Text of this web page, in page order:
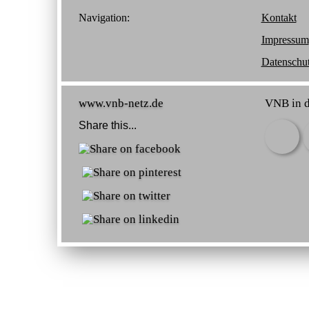
Navigation:
Kontakt
Impressum
www.vnb-netz.de
Share this...
VNB in